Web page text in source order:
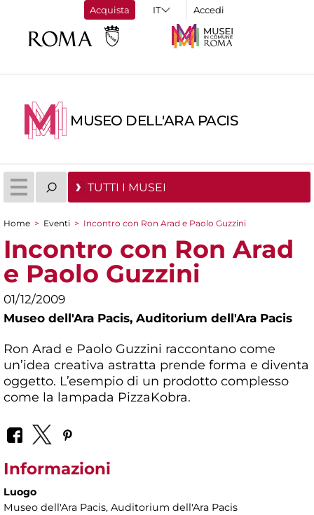
Acquista Accedi
MUSEO DELL'ARA PACIS
TUTTI I MUSEI
Tu sei qui
Home > Eventi > Incontro con Ron Arad e Paolo Guzzini
Incontro con Ron Arad
e Paolo Guzzini
01/12/2009
Museo dell'Ara Pacis, Auditorium dell'Ara Pacis
Ron Arad e Paolo Guzzini raccontano come
un’idea creativa astratta prende forma e diventa
oggetto. L’esempio di un prodotto complesso
come la lampada PizzaKobra.
Informazioni
Luogo
Museo dell'Ara Pacis, Auditorium dell'Ara Pacis